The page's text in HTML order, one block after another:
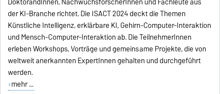
der KI-Branche richtet. Die ISACT 2024 deckt die Themen
Künstliche Intelligenz, erklärbare KI, Gehirn-Computer-Interaktion
und Mensch-Computer-Interaktion ab. Die TeilnehmerInnen
erleben Workshops, Vorträge und gemeinsame Projekte, die von
weltweit anerkannten ExpertInnen gehalten und durchgeführt
werden.
mehr ...